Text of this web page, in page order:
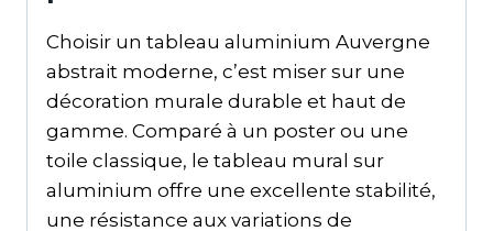
Choisir un tableau aluminium Auvergne
abstrait moderne, c’est miser sur une
décoration murale durable et haut de
gamme. Comparé à un poster ou une
toile classique, le tableau mural sur
aluminium offre une excellente stabilité,
une résistance aux variations de